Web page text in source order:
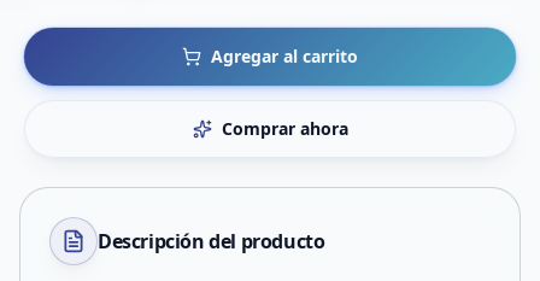
Agregar al carrito
Comprar ahora
Descripción del producto